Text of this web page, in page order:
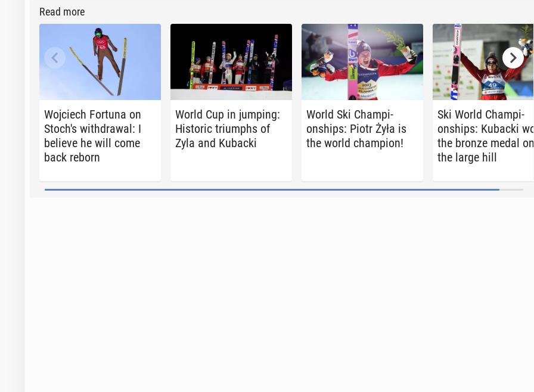
Read more
Wo­j­ciech Fortuna on
Stoch's with­draw­al: I
believe he will come
back reborn
World Cup in jumping:
His­toric tri­umphs of
Zyla and Kubacki
World Ski Cham­pi­
onships: Piotr Żyła is
the world cham­pi­on!
Ski World Cham­pi­
onships: Kubacki
the bronze medal on
the large hill